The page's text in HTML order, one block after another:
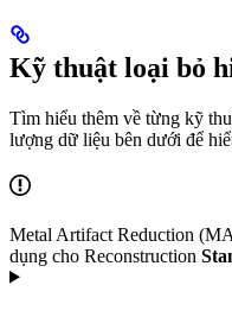
Kỹ thuật loại bỏ
Tìm hiểu thêm về từng kỹ
lượng dữ liệu bên dưới để
Metal Artifact Reduction
dụng cho Reconstruction